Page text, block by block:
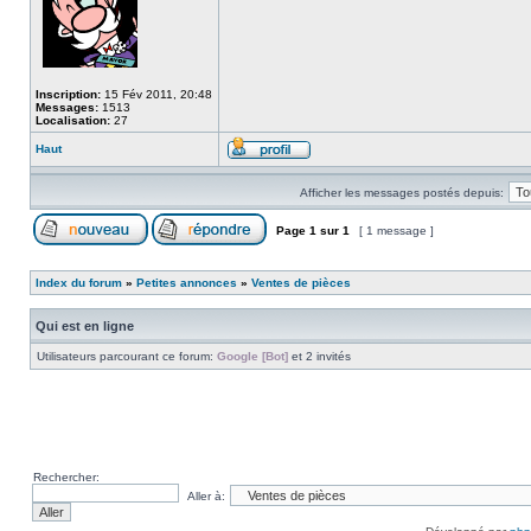
Inscription: 15 Fév 2011, 20:48
Messages: 1513
Localisation: 27
Haut
Afficher les messages postés depuis:
Page 1 sur 1 [ 1 message ]
Index du forum » Petites annonces » Ventes de pièces
Qui est en ligne
Utilisateurs parcourant ce forum: Google [Bot] et 2 invités
Rechercher:
Aller à: